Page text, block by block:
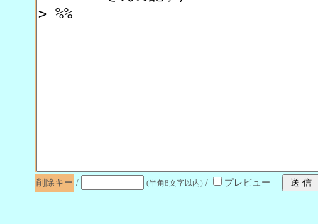
削除キー / (半角8文字以内) / プレビュー